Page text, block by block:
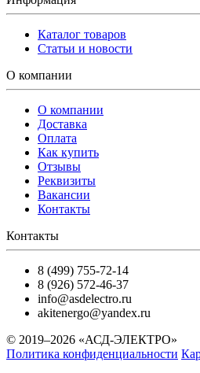
Каталог товаров
Статьи и новости
О компании
О компании
Доставка
Оплата
Как купить
Отзывы
Реквизиты
Вакансии
Контакты
Контакты
8 (499) 755-72-14
8 (926) 572-46-37
info@asdelectro.ru
akitenergo@yandex.ru
© 2019–2026 «АСД-ЭЛЕКТРО»
Политика конфиденциальности